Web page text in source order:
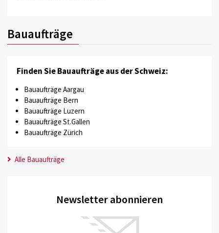
Bauaufträge
Finden Sie Bauaufträge aus der Schweiz:
Bauaufträge Aargau
Bauaufträge Bern
Bauaufträge Luzern
Bauaufträge St.Gallen
Bauaufträge Zürich
Alle Bauaufträge
Newsletter abonnieren